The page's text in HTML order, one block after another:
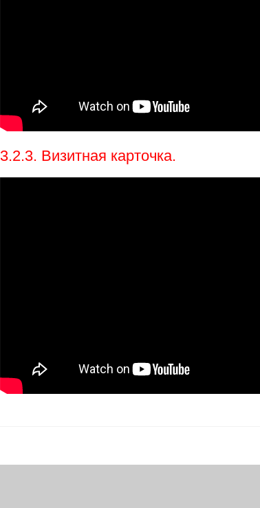
3.2.3. Визитная карточка.